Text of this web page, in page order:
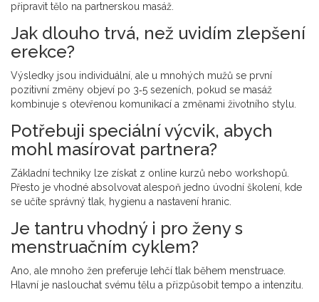
připravit tělo na partnerskou masáž.
Jak dlouho trvá, než uvidím zlepšení
erekce?
Výsledky jsou individuální, ale u mnohých mužů se první
pozitivní změny objeví po 3‑5 sezeních, pokud se masáž
kombinuje s otevřenou komunikací a změnami životního stylu.
Potřebuji speciální výcvik, abych
mohl masírovat partnera?
Základní techniky lze získat z online kurzů nebo workshopů.
Přesto je vhodné absolvovat alespoň jedno úvodní školení, kde
se učíte správný tlak, hygienu a nastavení hranic.
Je tantru vhodný i pro ženy s
menstruačním cyklem?
Ano, ale mnoho žen preferuje lehčí tlak během menstruace.
Hlavní je naslouchat svému tělu a přizpůsobit tempo a intenzitu.